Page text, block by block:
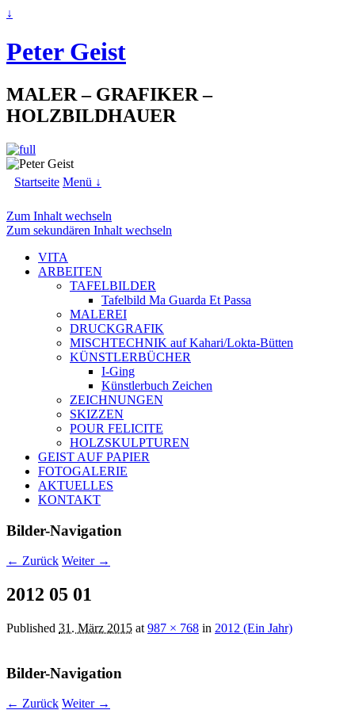
↓
Peter Geist
MALER – GRAFIKER –
HOLZBILDHAUER
Startseite Menü ↓
Zum Inhalt wechseln
Zum sekundären Inhalt wechseln
VITA
ARBEITEN
TAFELBILDER
Tafelbild Ma Guarda Et Passa
MALEREI
DRUCKGRAFIK
MISCHTECHNIK auf Kahari/Lokta-Bütten
KÜNSTLERBÜCHER
I-Ging
Künstlerbuch Zeichen
ZEICHNUNGEN
SKIZZEN
POUR FELICITE
HOLZSKULPTUREN
GEIST AUF PAPIER
FOTOGALERIE
AKTUELLES
KONTAKT
Bilder-Navigation
← Zurück Weiter →
2012 05 01
Published 31. März 2015 at 987 × 768 in 2012 (Ein Jahr)
Bilder-Navigation
← Zurück Weiter →